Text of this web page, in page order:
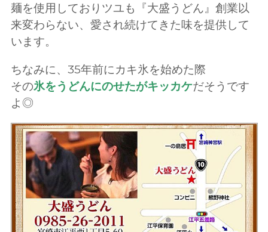
麺を使用しておりツユも『大盛うどん』創業以
来変わらない、愛され続けてきた味を提供して
います。
ちなみに、35年前にカキ氷を始めた際
その氷をうどんにのせたがキッカケだそうです
よ◎